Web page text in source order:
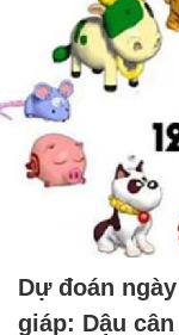
Dự đoán
giáp: Dậu